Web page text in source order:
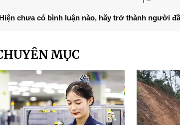
Hiện chưa có bình luận nào, hãy trở thành người
MỤC